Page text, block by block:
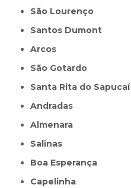
São Lourenço
Santos Dumont
Arcos
São Gotardo
Santa Rita do Sapucaí
Andradas
Almenara
Salinas
Boa Esperança
Capelinha